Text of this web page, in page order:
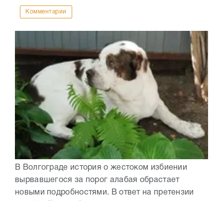
Комментарии
В Волгограде история о жестоком избиении
вырвавшегося за порог алабая обрастает
новыми подробностями. В ответ на претензии